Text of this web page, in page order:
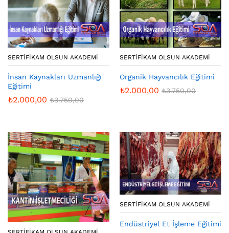
SERTIFIKAM OLSUN AKADEMI
İnsan Kaynakları Uzmanlığı
Eğitimi
₺2.000,00 ₺3.750,00
SERTIFIKAM OLSUN AKADEMI
Organik Hayvancılık Eğitimi
₺2.000,00 ₺3.750,00
SERTIFIKAM OLSUN AKADEMI
Endüstriyel Et İşleme Eğitimi